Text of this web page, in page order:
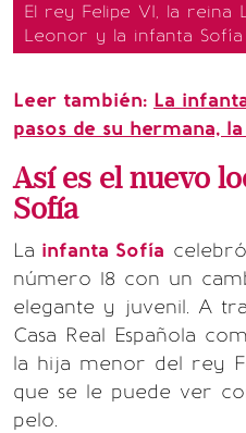
El rey Felipe VI, la reina
Leonor y la infanta Sofía
Leer también: La
pasos de su hermana,
Así es el nuevo
Sofía
La infanta Sofía
número 18 con un
elegante y juvenil. A
Casa Real Española
la hija menor del rey
que se le puede ver
pelo.